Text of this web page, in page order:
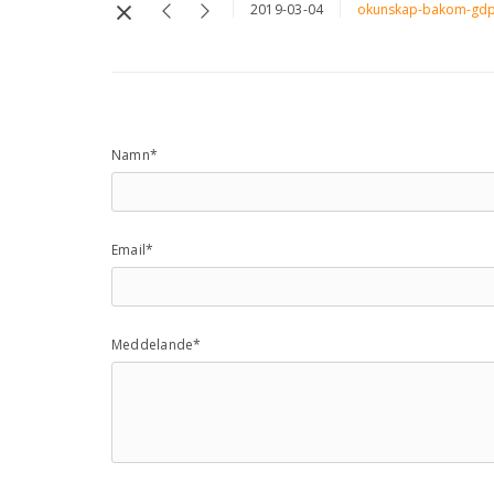
2019-03-04 okunskap-bakom-
Namn*
Email*
Meddelande*